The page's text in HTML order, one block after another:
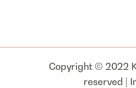
Copyright © 2022
reserved |